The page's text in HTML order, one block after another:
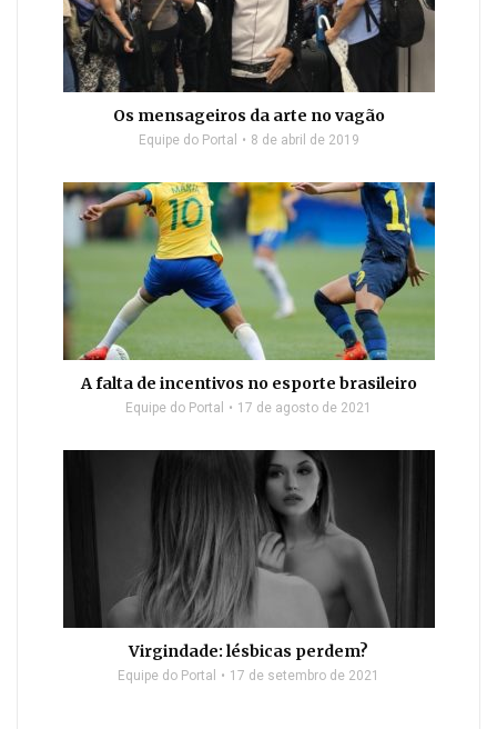
Os mensageiros da arte no vagão
Equipe do Portal 8 de abril de 2019
A falta de incentivos no esporte brasileiro
Equipe do Portal 17 de agosto de 2021
Virgindade: lésbicas perdem?
Equipe do Portal 17 de setembro de 2021